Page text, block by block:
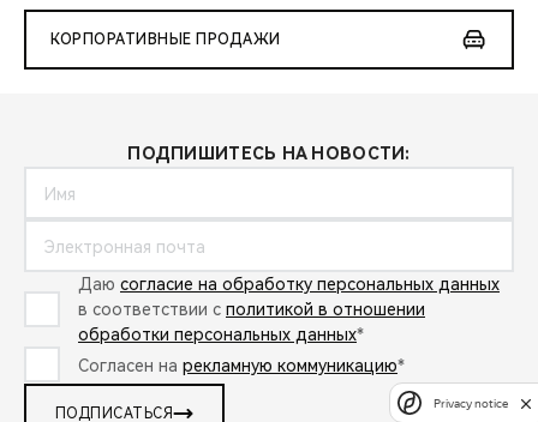
НАШИ МЕРОПРИЯТИЯ
ВИДЕООБЗОРЫ
КОРПОРАТИВНЫЕ ПРОДАЖИ
ПОДПИШИТЕСЬ НА НОВОСТИ:
Даю согласие на обработку персональных данных
в соответствии с политикой в отношении
обработки персональных данных*
Согласен на рекламную коммуникацию*
ПОДПИСАТЬСЯ
Privacy notice